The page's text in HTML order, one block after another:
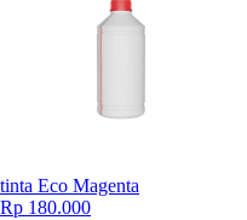
tinta Eco Magenta
Rp 180.000